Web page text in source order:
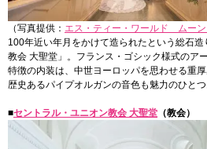
（写真提供： エス・ティー・ワールド ムー
100年近い年月をかけて造られたという総石
教会 大聖堂」。フランス・ゴシック様式のア
特徴の内装は、中世ヨーロッパを思わせる重
歴史あるパイプオルガンの音色も魅力のひとつ
■セントラル・ユニオン教会 大聖堂 （教会）